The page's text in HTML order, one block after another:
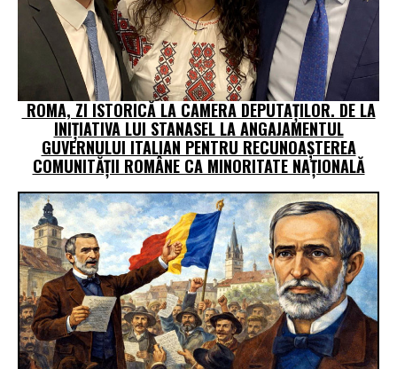
ROMA, ZI ISTORICĂ LA CAMERA DEPUTAȚILOR. DE LA
INIȚIATIVA LUI STANASEL LA ANGAJAMENTUL
GUVERNULUI ITALIAN PENTRU RECUNOAȘTEREA
COMUNITĂȚII ROMÂNE CA MINORITATE NAȚIONALĂ